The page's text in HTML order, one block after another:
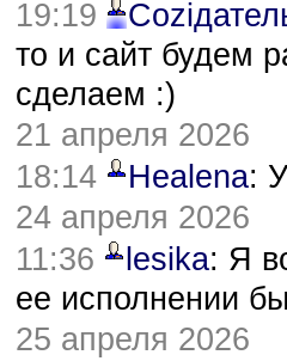
19:19
то и сайт будем
сделаем :)
21 апреля 2026
18:14
Healena:
24 апреля 2026
11:36
lesika: Я
ее исполнении
25 апреля 2026